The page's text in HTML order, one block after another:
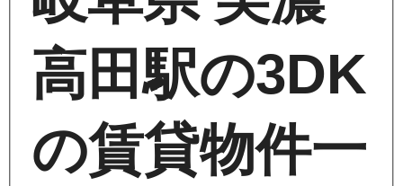
高田駅の3DK
の賃貸物件一